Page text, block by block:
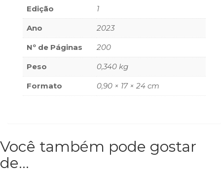
Edição 1
Ano 2023
Nº de Páginas 200
Peso 0,340 kg
Formato 0,90 × 17 × 24 cm
Você também pode gostar
de…